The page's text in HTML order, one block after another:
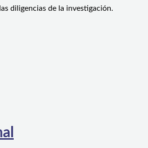
diligencias de la investigación.